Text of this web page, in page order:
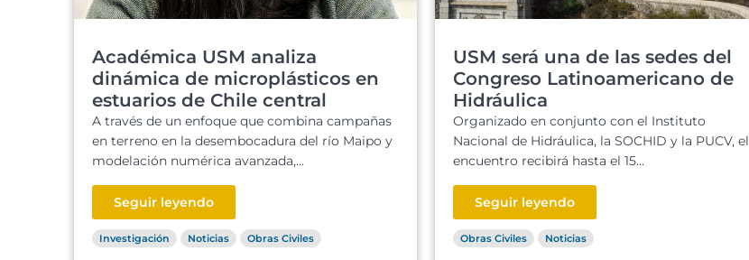
Académica USM analiza
dinámica de microplásticos en
estuarios de Chile central
A través de un enfoque que combina campañas
en terreno en la desembocadura del río Maipo y
modelación numérica avanzada,...
Seguir leyendo
Investigación Noticias Obras Civiles
USM será una de las sedes del
Congreso Latinoamericano de
Hidráulica
Organizado en conjunto con el Instituto
Nacional de Hidráulica, la SOCHID y la PUCV, el
encuentro recibirá hasta el 15...
Seguir leyendo
Obras Civiles Noticias